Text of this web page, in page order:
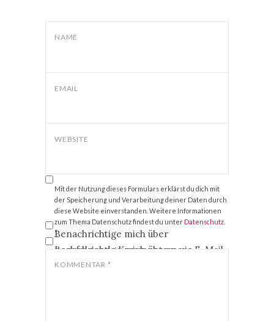
NAME
EMAIL
WEBSITE
Mit der Nutzung dieses Formulars erklärst du dich mit
der Speicherung und Verarbeitung deiner Daten durch
diese Website einverstanden. Weitere Informationen
zum Thema Datenschutz findest du unter Datenschutz
*
Benachrichtige mich über
nachfolgende Kommentare via E-Mail.
Benachrichtige mich über neue
Beiträge via E-Mail.
KOMMENTAR *